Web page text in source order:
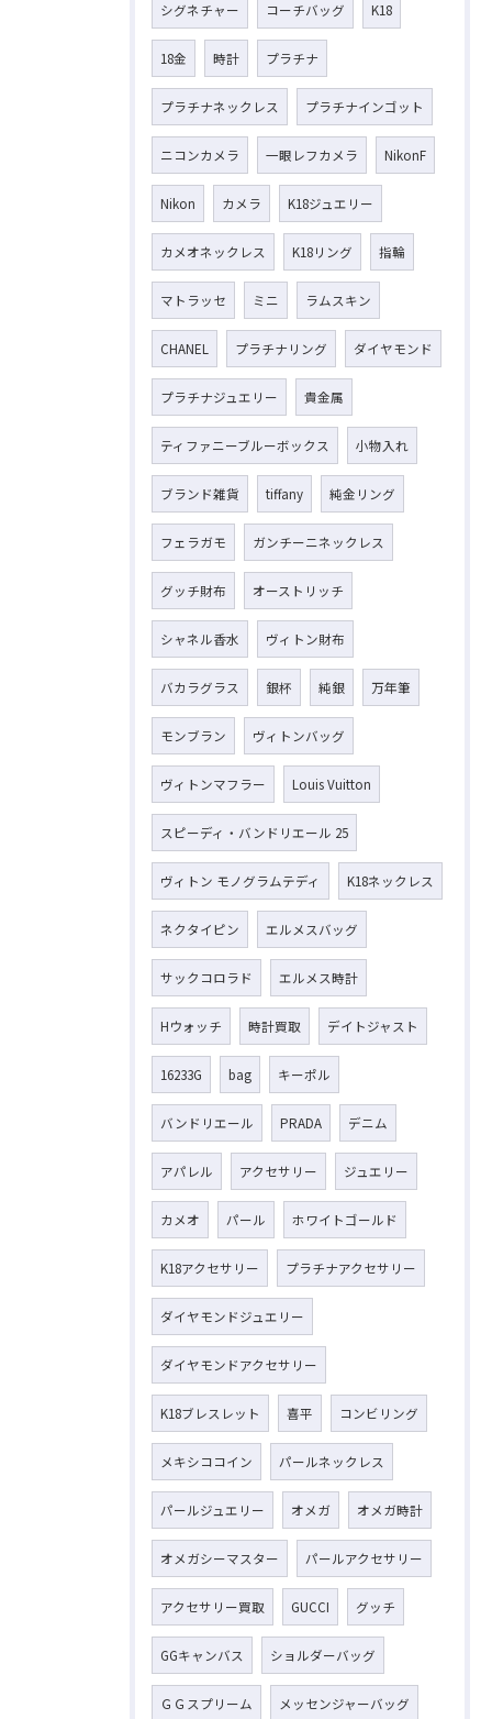
シグネチャー コーチバッグ K18
18金 時計 プラチナ
プラチナネックレス プラチナインゴット
ニコンカメラ 一眼レフカメラ NikonF
Nikon カメラ K18ジュエリー
カメオネックレス K18リング 指輪
マトラッセ ミニ ラムスキン
CHANEL プラチナリング ダイヤモンド
プラチナジュエリー 貴金属
ティファニーブルーボックス 小物入れ
ブランド雑貨 tiffany 純金リング
フェラガモ ガンチーニネックレス
グッチ財布 オーストリッチ
シャネル香水 ヴィトン財布
バカラグラス 銀杯 純銀 万年筆
モンブラン ヴィトンバッグ
ヴィトンマフラー Louis Vuitton
スピーディ・バンドリエール 25
ヴィトン モノグラムテディ K18ネックレス
ネクタイピン エルメスバッグ
サックコロラド エルメス時計
Hウォッチ 時計買取 デイトジャスト
16233G bag キーポル
バンドリエール PRADA デニム
アパレル アクセサリー ジュエリー
カメオ パール ホワイトゴールド
K18アクセサリー プラチナアクセサリー
ダイヤモンドジュエリー
ダイヤモンドアクセサリー
K18ブレスレット 喜平 コンビリング
メキシココイン パールネックレス
パールジュエリー オメガ オメガ時計
オメガシーマスター パールアクセサリー
アクセサリー買取 GUCCI グッチ
GGキャンバス ショルダーバッグ
ＧＧスプリーム メッセンジャーバッグ